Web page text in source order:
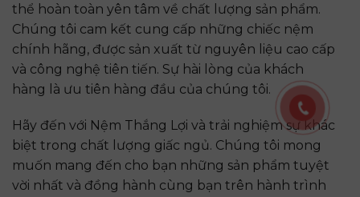
thể hoàn toàn yên tâm về chất lượng sản phẩm.
Chúng tôi cam kết cung cấp những chiếc nệm
chính hãng, được sản xuất từ nguyên liệu cao cấp
và công nghệ tiên tiến. Sự hài lòng của khách
hàng là ưu tiên hàng đầu của chúng tôi.
Hãy đến với Nệm Thắng Lợi và trải nghiệm sự khác
biệt trong chất lượng giấc ngủ. Chúng tôi mong
muốn mang đến cho bạn những sản phẩm tuyệt
vời nhất và đồng hành cùng bạn trên hành trình